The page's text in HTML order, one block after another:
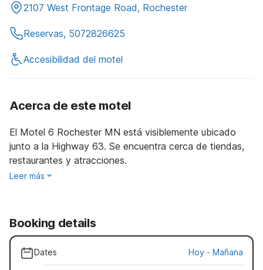
2107 West Frontage Road, Rochester
Reservas, 5072826625
Accesibilidad del motel
Acerca de este motel
El Motel 6 Rochester MN está visiblemente ubicado
junto a la Highway 63. Se encuentra cerca de tiendas,
restaurantes y atracciones.
Leer más
Booking details
Dates Hoy - Mañana